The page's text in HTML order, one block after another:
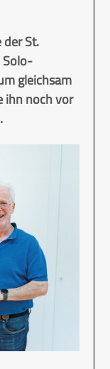
St.
Solo-
gleichsam
ihn noch vor